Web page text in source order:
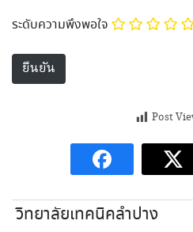
ระดับความพึงพอใจ
Post
วิทยาลัยเทคนิคลำปาง